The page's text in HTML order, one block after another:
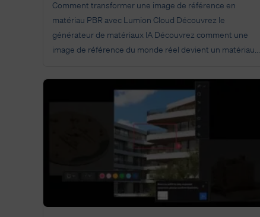
Comment transformer une image de référence en
matériau PBR avec Lumion Cloud Découvrez le
générateur de matériaux IA Découvrez comment une
image de référence du monde réel devient un matériau...